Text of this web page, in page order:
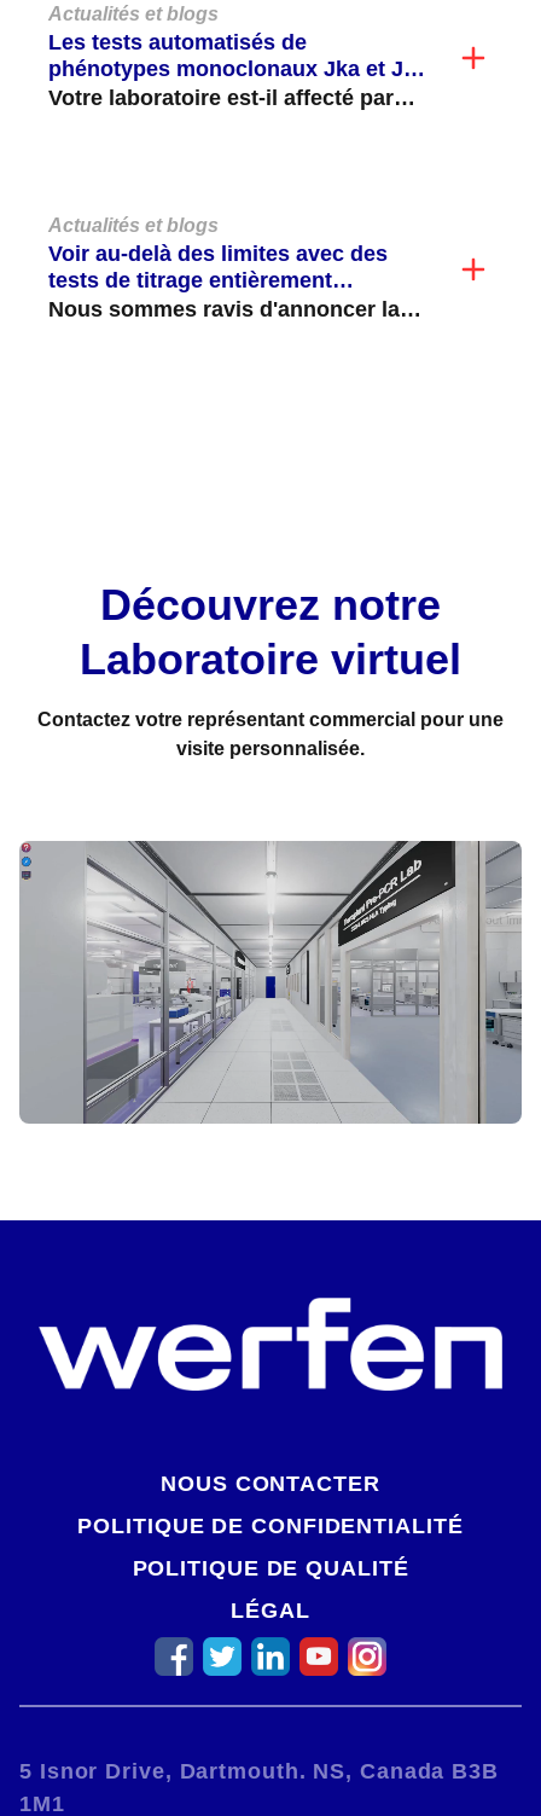
Actualités et blogs
Les tests automatisés de
phénotypes monoclonaux Jka et Jkb
sont désormais disponibles sur le
Votre laboratoire est-il affecté par
Actualités et blogs
Voir au-delà des limites avec des
tests de titrage entièrement
automatisés
Nous sommes ravis d'annoncer la
Découvrez notre
Laboratoire virtuel
Contactez votre représentant commercial pour une
visite personnalisée.
NOUS CONTACTER
POLITIQUE DE CONFIDENTIALITÉ
POLITIQUE DE QUALITÉ
LÉGAL
5 Isnor Drive, Dartmouth. NS, Canada B3B
1M1